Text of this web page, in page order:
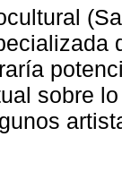
sobre